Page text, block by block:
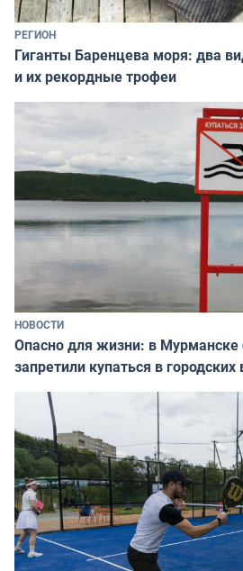
РЕГИОН
Гиганты Баренцева моря: два
и их рекордные трофеи
НОВОСТИ
Опасно для жизни: в
запретили купаться в